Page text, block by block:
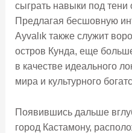
сыграть навыки под
Предлагая бесшовную
Ayvalık также служит
остров Кунда, еще
в качестве идеального
мира и культурного
Появившись дальше
город Кастамону,